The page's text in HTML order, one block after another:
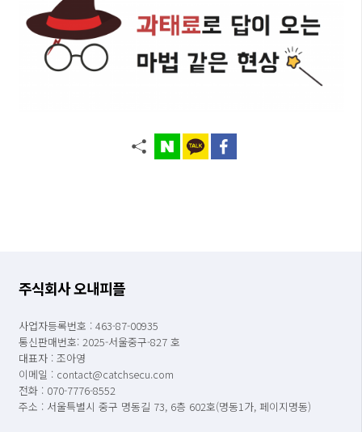
주식회사 오내피플
사업자등록번호 : 463-87-00935
통신판매번호: 2025-서울중구-827 호
대표자 : 조아영
이메일 : contact@catchsecu.com
전화 : 070-7776-8552
주소 : 서울특별시 중구 명동길 73, 6층 602호(명동1가, 페이지명동)